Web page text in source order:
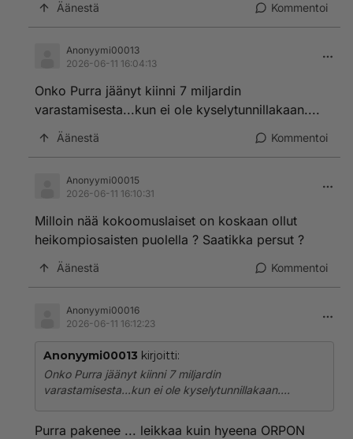
Äänestä Kommentoi
Anonyymi00013
2026-06-11 16:04:13
Onko Purra jäänyt kiinni 7 miljardin
varastamisesta...kun ei ole kyselytunnillakaan....
Äänestä Kommentoi
Anonyymi00015
2026-06-11 16:10:31
Milloin nää kokoomuslaiset on koskaan ollut
heikompiosaisten puolella ? Saatikka persut ?
Äänestä Kommentoi
Anonyymi00016
2026-06-11 16:12:23
Anonyymi00013 kirjoitti:
Onko Purra jäänyt kiinni 7 miljardin
varastamisesta...kun ei ole kyselytunnillakaan....
Purra pakenee ... leikkaa kuin hyeena ORPON